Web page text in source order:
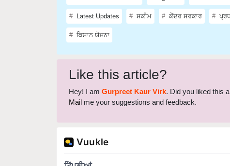
ਕਿਸਾਨ ਯੋਜਨਾ
Like this article?
Hey! I am Gurpreet Kaur Virk. Did you liked this